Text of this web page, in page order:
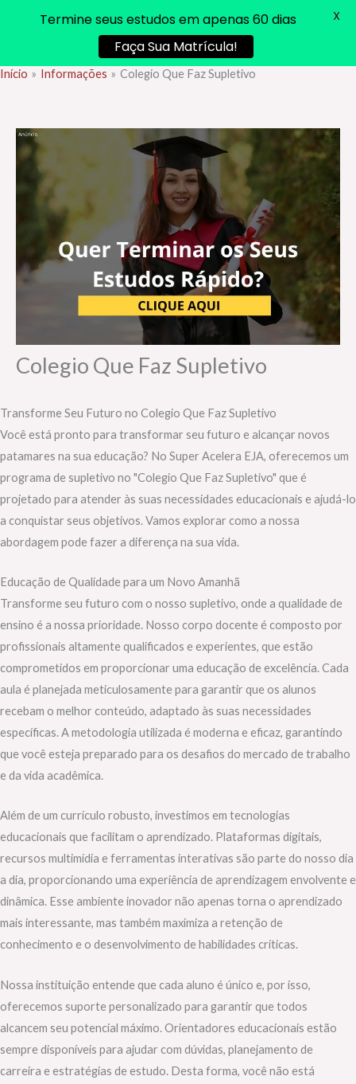
Ir
conteúdo
Início Informações Colegio Que Faz Supletivo
Colegio Que Faz Supletivo
Transforme Seu Futuro no Colegio Que Faz Supletivo
Você está pronto para transformar seu futuro e alcançar novos
patamares na sua educação? No Super Acelera EJA, oferecemos um
programa de supletivo no "Colegio Que Faz Supletivo" que é
projetado para atender às suas necessidades educacionais e ajudá-lo
a conquistar seus objetivos. Vamos explorar como a nossa
abordagem pode fazer a diferença na sua vida.
Educação de Qualidade para um Novo Amanhã
Transforme seu futuro com o nosso supletivo, onde a qualidade de
ensino é a nossa prioridade. Nosso corpo docente é composto por
profissionais altamente qualificados e experientes, que estão
comprometidos em proporcionar uma educação de excelência. Cada
aula é planejada meticulosamente para garantir que os alunos
recebam o melhor conteúdo, adaptado às suas necessidades
específicas. A metodologia utilizada é moderna e eficaz, garantindo
que você esteja preparado para os desafios do mercado de trabalho
e da vida acadêmica.
Além de um currículo robusto, investimos em tecnologias
educacionais que facilitam o aprendizado. Plataformas digitais,
recursos multimídia e ferramentas interativas são parte do nosso dia
a dia, proporcionando uma experiência de aprendizagem envolvente e
dinâmica. Esse ambiente inovador não apenas torna o aprendizado
mais interessante, mas também maximiza a retenção de
conhecimento e o desenvolvimento de habilidades críticas.
Nossa instituição entende que cada aluno é único e, por isso,
oferecemos suporte personalizado para garantir que todos
alcancem seu potencial máximo. Orientadores educacionais estão
sempre disponíveis para ajudar com dúvidas, planejamento de
carreira e estratégias de estudo. Desta forma, você não está
Termine seus estudos em apenas 60 dias
Faça Sua Matrícula!
X